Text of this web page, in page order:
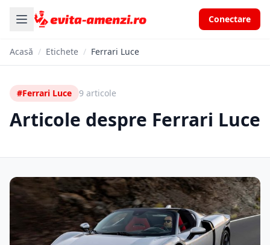
Conectare
Acasă / Etichete / Ferrari Luce
#Ferrari Luce 9 articole
Articole despre Ferrari Luce